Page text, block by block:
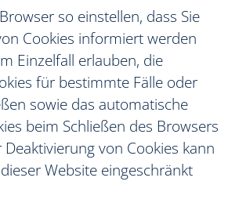
so einstellen, dass Sie
Cookies informiert werden
Einzelfall erlauben, die
für bestimmte Fälle oder
sowie das automatische
beim Schließen des Browsers
von Cookies kann
Website eingeschränkt